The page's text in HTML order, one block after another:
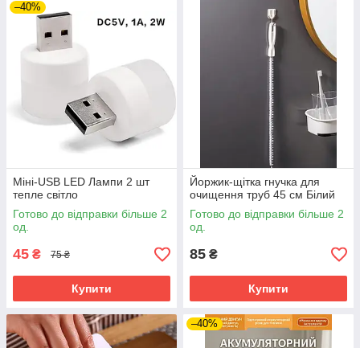
–40%
Міні-USB LED Лампи 2 шт
тепле світло
Готово до відправки більше 2
од.
45 ₴ 75 ₴
Купити
Йоржик-щітка гнучка для
очищення труб 45 см Білий
Готово до відправки більше 2
од.
85 ₴
Купити
–40%